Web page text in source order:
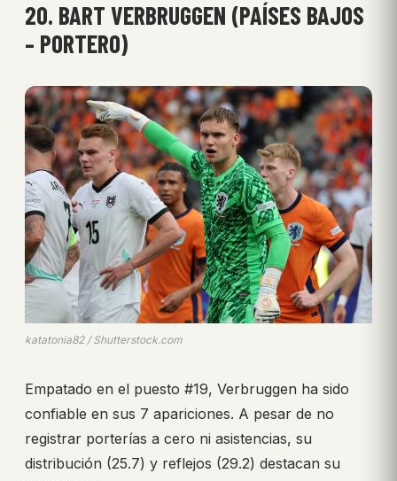
20. BART VERBRUGGEN (PAÍSES BAJOS
– PORTERO)
katatonia82 / Shutterstock.com
Empatado en el puesto #19, Verbruggen ha sido
confiable en sus 7 apariciones. A pesar de no
registrar porterías a cero ni asistencias, su
distribución (25.7) y reflejos (29.2) destacan su